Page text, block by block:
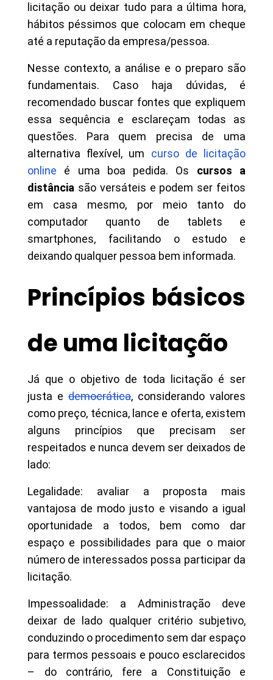
licitação ou deixar tudo para a última hora,
hábitos péssimos que colocam em cheque
até a reputação da empresa/pessoa.
Nesse contexto, a análise e o preparo são
fundamentais. Caso haja dúvidas, é
recomendado buscar fontes que expliquem
essa sequência e esclareçam todas as
questões. Para quem precisa de uma
alternativa flexível, um curso de licitação
online é uma boa pedida. Os cursos a
distância são versáteis e podem ser feitos
em casa mesmo, por meio tanto do
computador quanto de tablets e
smartphones, facilitando o estudo e
deixando qualquer pessoa bem informada.
Princípios básicos
de uma licitação
Já que o objetivo de toda licitação é ser
justa e democrática, considerando valores
como preço, técnica, lance e oferta, existem
alguns princípios que precisam ser
respeitados e nunca devem ser deixados de
lado:
Legalidade: avaliar a proposta mais
vantajosa de modo justo e visando a igual
oportunidade a todos, bem como dar
espaço e possibilidades para que o maior
número de interessados possa participar da
licitação.
Impessoalidade: a Administração deve
deixar de lado qualquer critério subjetivo,
conduzindo o procedimento sem dar espaço
para termos pessoais e pouco esclarecidos
– do contrário, fere a Constituição e